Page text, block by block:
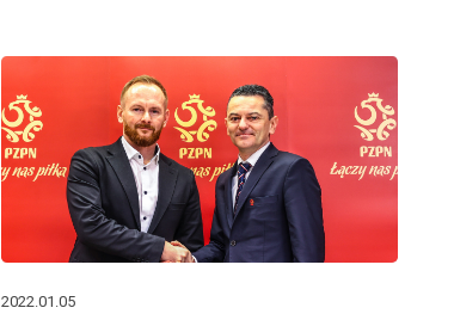
2022.01.05